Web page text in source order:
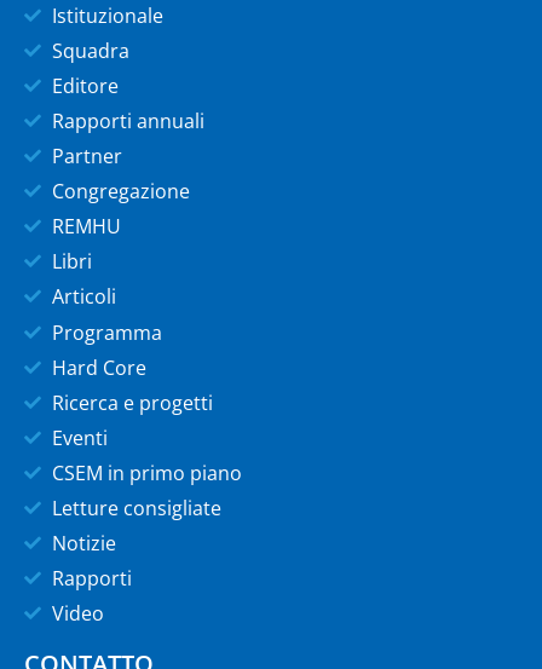
Istituzionale
Squadra
Editore
Rapporti annuali
Partner
Congregazione
REMHU
Libri
Articoli
Programma
Hard Core
Ricerca e progetti
Eventi
CSEM in primo piano
Letture consigliate
Notizie
Rapporti
Video